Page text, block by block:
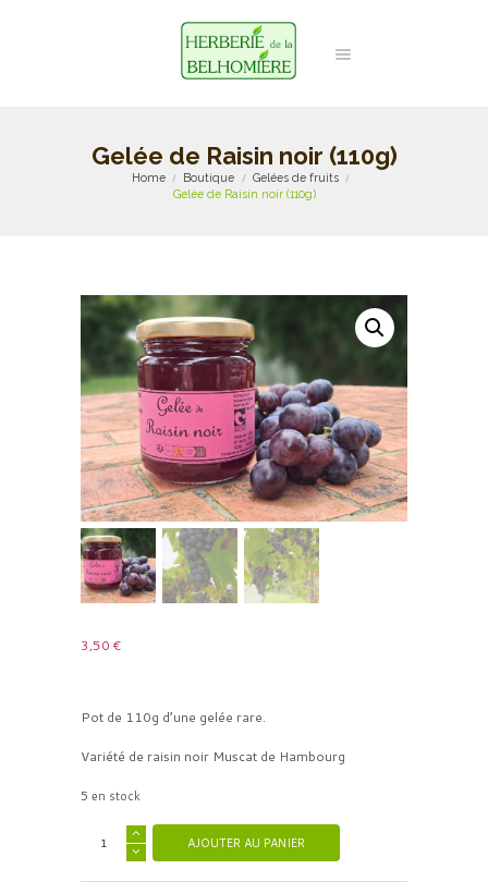
Gelée de Raisin noir (110g)
Home Boutique
Gelées de fruits
Gelée de Raisin noir (110g)
3,50€
Pot de 110g d’une gelée rare.
Variété de raisin noir Muscat de Hambourg
5 en stock
AJOUTER AU PANIER